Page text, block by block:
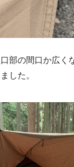
部の間口か広く
した。